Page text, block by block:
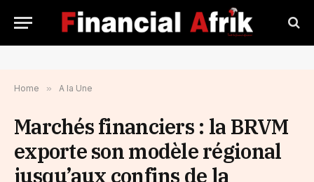
Home » A la Une
Marchés financiers : la BRVM
exporte son modèle régional
jusqu’aux confins de la